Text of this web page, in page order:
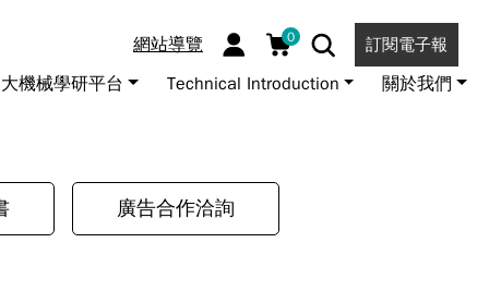
網站導覽 0 訂閱電子報
大機械學研平台 Technical Introduction 關於我們
廣告合作洽詢